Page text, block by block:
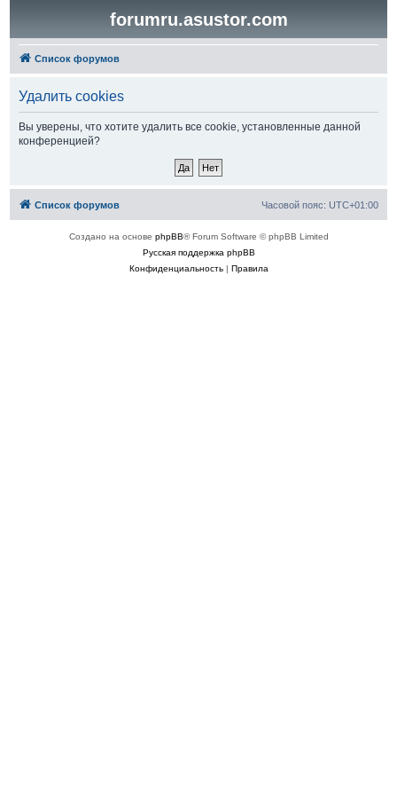
forumru.asustor.com
Список форумов
Удалить cookies
Вы уверены, что хотите удалить все cookie, установленные данной
конференцией?
Список форумов Часовой пояс: UTC+01:00
Создано на основе phpBB® Forum Software © phpBB Limited
Русская поддержка phpBB
Конфиденциальность| Правила